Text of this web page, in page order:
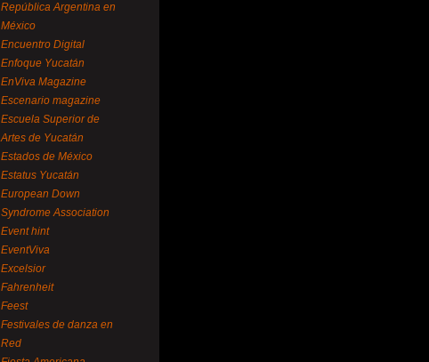
República Argentina en
México
Encuentro Digital
Enfoque Yucatán
EnViva Magazine
Escenario magazine
Escuela Superior de
Artes de Yucatán
Estados de México
Estatus Yucatán
European Down
Syndrome Association
Event hint
EventViva
Excelsior
Fahrenheit
Feest
Festivales de danza en
Red